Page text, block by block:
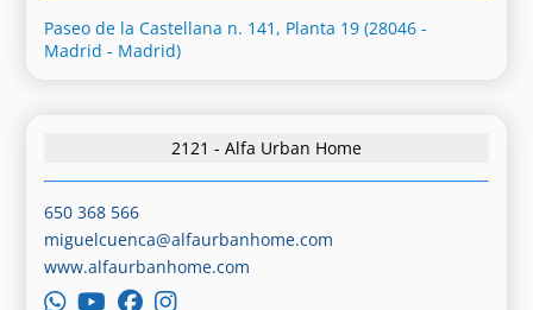
Paseo de la Castellana n. 141, Planta 19 (28046 -
Madrid - Madrid)
2121 - Alfa Urban Home
650 368 566
miguelcuenca@alfaurbanhome.com
www.alfaurbanhome.com